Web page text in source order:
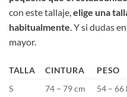
con este tallaje,elige una
habitualmente. Y si dudas
mayor.
TALLA CINTURA PESO
S
74 – 79 cm 54 – 66